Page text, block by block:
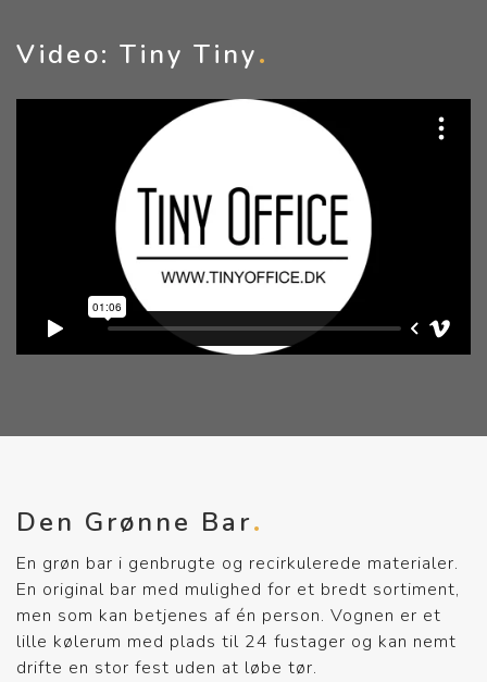
Video: Tiny Tiny
Den Grønne Bar
En grøn bar i genbrugte og recirkulerede materialer.
En original bar med mulighed for et bredt sortiment,
men som kan betjenes af én person. Vognen er et
lille kølerum med plads til 24 fustager og kan nemt
drifte en stor fest uden at løbe tør.